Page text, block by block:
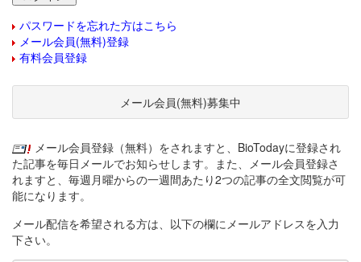
パスワードを忘れた方はこちら
メール会員(無料)登録
有料会員登録
メール会員(無料)募集中
メール会員登録（無料）をされますと、BioTodayに登録され
た記事を毎日メールでお知らせします。また、メール会員登録さ
れますと、毎週月曜からの一週間あたり2つの記事の全文閲覧が可
能になります。
メール配信を希望される方は、以下の欄にメールアドレスを入力
下さい。